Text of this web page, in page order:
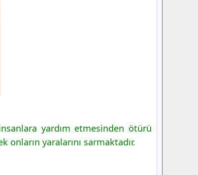
yardım etmesinden ötürü
yaralarını sarmaktadır.